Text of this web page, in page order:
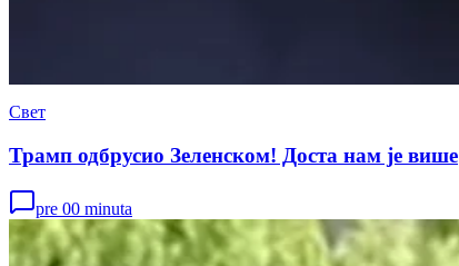
Свет
Трамп одбрусио Зеленском! Доста нам је више
pre 00 minuta